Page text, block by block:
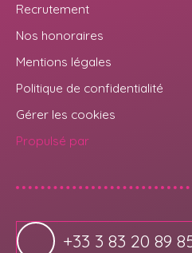
Recrutement
Nos honoraires
Mentions légales
Politique de confidentialité
Gérer les cookies
Propulsé par
+33 3 83 20 89